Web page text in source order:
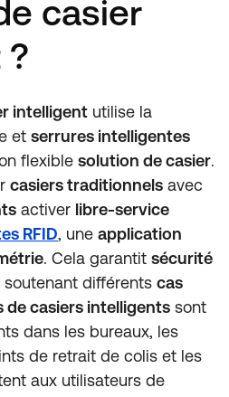
casier
intelligent utilise la
et serrures intelligentes
flexible solution de casier.
casiers traditionnels avec
activer libre-service
RFID, une application
. Cela garantit sécurité
soutenant différents cas
de casiers intelligents sont
dans les bureaux, les
de retrait de colis et les
aux utilisateurs de